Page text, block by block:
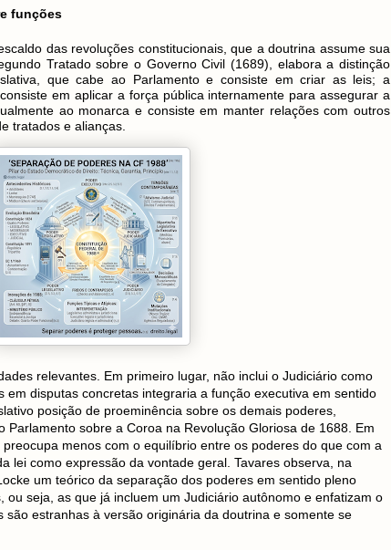
funções
das revoluções constitucionais, que a doutrina assume sua
Tratado sobre o Governo Civil (1689), elabora a distinção
que cabe ao Parlamento e consiste em criar as leis; a
em aplicar a força pública internamente para assegurar a
ao monarca e consiste em manter relações com outros
tratados e alianças.
relevantes. Em primeiro lugar, não inclui o Judiciário como
em disputas concretas integraria a função executiva em sentido
posição de proeminência sobre os demais poderes,
Parlamento sobre a Coroa na Revolução Gloriosa de 1688. Em
menos com o equilíbrio entre os poderes do que com a
lei como expressão da vontade geral. Tavares observa, na
um teórico da separação dos poderes em sentido pleno
ou seja, as que já incluem um Judiciário autônomo e enfatizam o
são estranhas à versão originária da doutrina e somente se